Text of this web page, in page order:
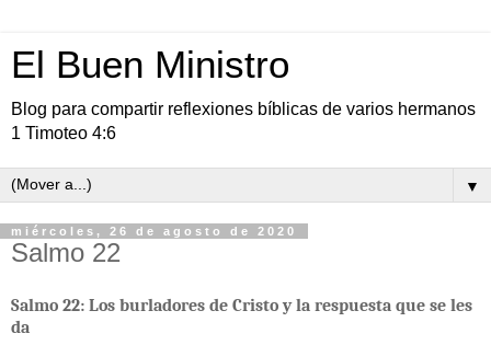
El Buen Ministro
Blog para compartir reflexiones bíblicas de varios hermanos
1 Timoteo 4:6
▼
miércoles, 26 de agosto de 2020
Salmo 22
Salmo 22: Los burladores de Cristo y la respuesta que se les
da